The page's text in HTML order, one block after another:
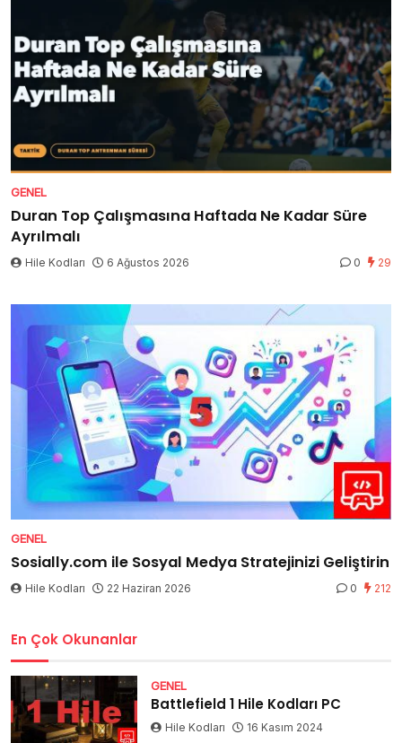
GENEL
Duran Top Çalışmasına Haftada Ne Kadar Süre
Ayrılmalı
Hile Kodları 6 Ağustos 2026 0 29
GENEL
Sosially.com ile Sosyal Medya Stratejinizi Geliştirin
Hile Kodları 22 Haziran 2026 0 212
En Çok Okunanlar
GENEL
Battlefield 1 Hile Kodları PC
Hile Kodları 16 Kasım 2024